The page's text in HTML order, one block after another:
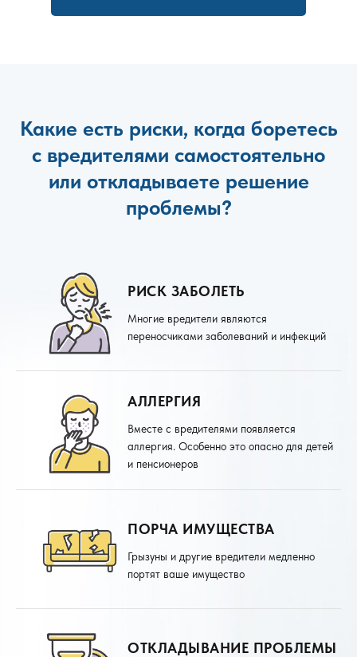
Какие есть риски, когда боретесь
с вредителями самостоятельно
или откладываете решение
проблемы?
РИСК ЗАБОЛЕТЬ
Многие вредители являются
переносчиками заболеваний и инфекций
АЛЛЕРГИЯ
Вместе с вредителями появляется
аллергия. Особенно это опасно для детей
и пенсионеров
ПОРЧА ИМУЩЕСТВА
Грызуны и другие вредители медленно
портят ваше имущество
ОТКЛАДЫВАНИЕ ПРОБЛЕМЫ